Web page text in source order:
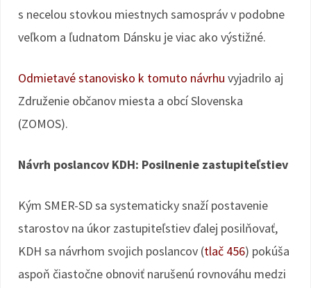
s necelou stovkou miestnych samospráv v podobne
veľkom a ľudnatom Dánsku je viac ako výstižné.
Odmietavé stanovisko k tomuto návrhu vyjadrilo aj
Združenie občanov miesta a obcí Slovenska
(ZOMOS).
Návrh poslancov KDH: Posilnenie zastupiteľstiev
Kým SMER-SD sa systematicky snaží postavenie
starostov na úkor zastupiteľstiev ďalej posilňovať,
KDH sa návrhom svojich poslancov (tlač 456) pokúša
aspoň čiastočne obnoviť narušenú rovnováhu medzi